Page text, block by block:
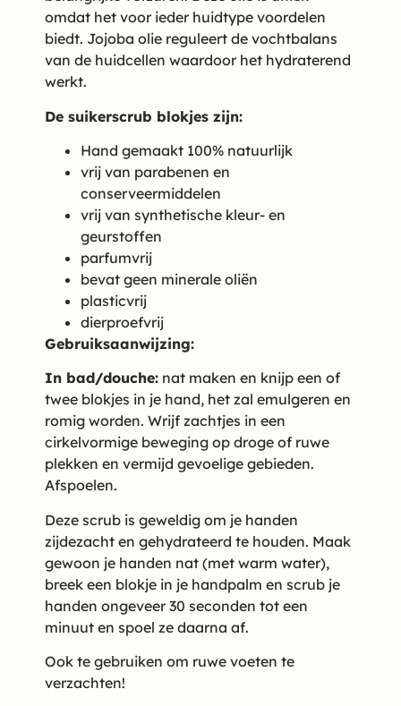
omdat het voor ieder huidtype voordelen
biedt. Jojoba olie reguleert de vochtbalans
van de huidcellen waardoor het hydraterend
werkt.
De suikerscrub blokjes zijn:
Hand gemaakt 100% natuurlijk
vrij van parabenen en
conserveermiddelen
vrij van synthetische kleur- en
geurstoffen
parfumvrij
bevat geen minerale oliën
plasticvrij
dierproefvrij
Gebruiksaanwijzing:
In bad/douche: nat maken en knijp een of
twee blokjes in je hand, het zal emulgeren en
romig worden. Wrijf zachtjes in een
cirkelvormige beweging op droge of ruwe
plekken en vermijd gevoelige gebieden.
Afspoelen.
Deze scrub is geweldig om je handen
zijdezacht en gehydrateerd te houden. Maak
gewoon je handen nat (met warm water),
breek een blokje in je handpalm en scrub je
handen ongeveer 30 seconden tot een
minuut en spoel ze daarna af.
Ook te gebruiken om ruwe voeten te
verzachten!